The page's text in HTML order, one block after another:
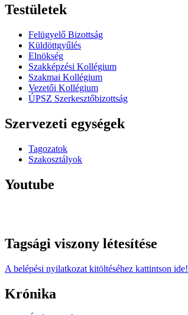
Testületek
Felügyelő Bizottság
Küldöttgyűlés
Elnökség
Szakképzési Kollégium
Szakmai Kollégium
Vezetői Kollégium
ÚPSZ Szerkesztőbizottság
Szervezeti egységek
Tagozatok
Szakosztályok
Youtube
Tagsági viszony létesítése
A belépési nyilatkozat kitöltéséhez kattintson ide!
Krónika